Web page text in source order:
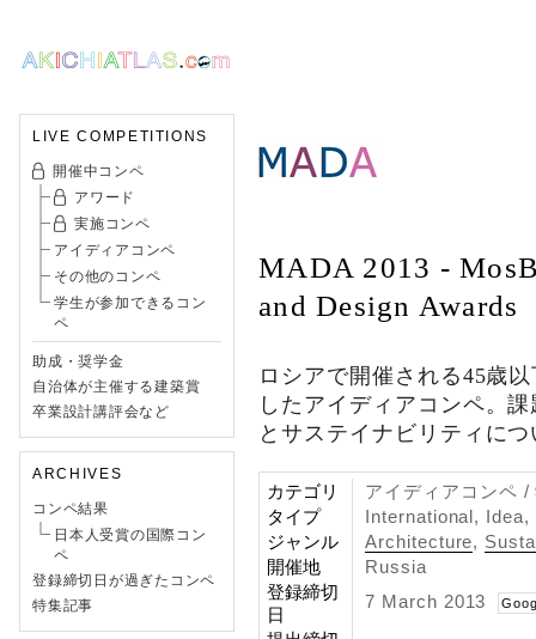
LIVE COMPETITIONS
開催中コンペ
アワード
実施コンペ
アイディアコンペ
その他のコンペ
学生が参加できるコン
ペ
助成・奨学金
自治体が主催する建築賞
卒業設計講評会など
ARCHIVES
コンペ結果
日本人受賞の国際コン
ペ
登録締切日が過ぎたコンペ
特集記事
MADA 2013 -
and Design Awards
ロシアで開催される45歳
したアイディアコンペ。
とサステイナビリティに
カテゴリ
アイディアコンペ
タイプ
International, Idea,
ジャンル
Architecture,
開催地
Russia
登録締切
日
7 March 2013